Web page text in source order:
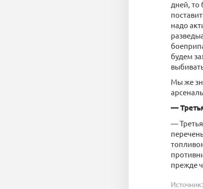
дней, то
надо
будем
Мы же
—
—
прежде
Источник: